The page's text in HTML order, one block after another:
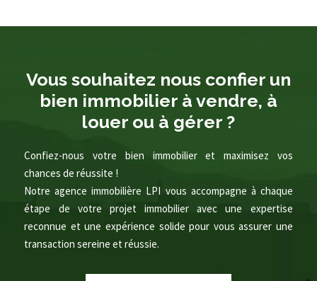
Vous souhaitez nous confier un
bien immobilier à vendre, à
louer ou à gérer ?
Confiez-nous votre bien immobilier et maximisez vos
chances de réussite !
Notre agence immobilière LPI vous accompagne à chaque
étape de votre projet immobilier avec une expertise
reconnue et une expérience solide pour vous assurer une
transaction sereine et réussie.